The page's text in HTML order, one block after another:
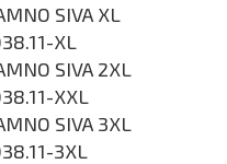
SIVA XL
XL
SIVA 2XL
XXL
SIVA 3XL
3XL